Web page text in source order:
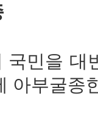
국민을 대
아부굴종